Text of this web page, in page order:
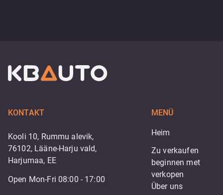
KONTAKT
Kooli 10, Rummu alevik,
76102, Lääne-Harju vald,
Harjumaa, EE
Open Mon-Fri 08:00 - 17:00
MENÜ
Heim
Zu verkaufen
beginnen met
verkopen
Über uns